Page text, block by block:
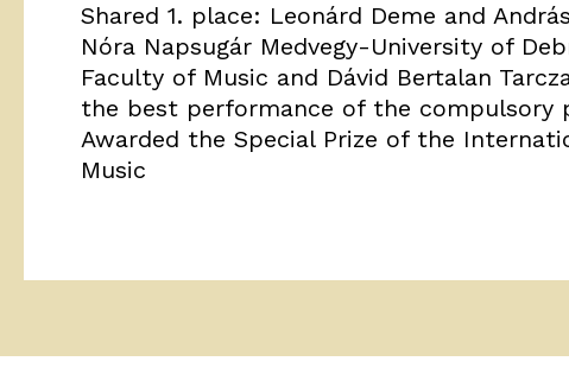
Shared 1. place: Leonárd Deme and
Nóra Napsugár Medvegy-University of
Faculty of Music and Dávid Bertalan
the best performance of the compulsory
Awarded the Special Prize of the
Music